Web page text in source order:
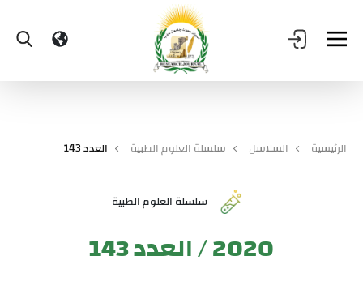
الرئيسية السلاسل سلسلة العلوم الطبية العدد 143
سلسلة العلوم الطبية
2020 / العدد 143